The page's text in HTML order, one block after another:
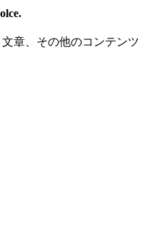
章、その他のコンテンツ